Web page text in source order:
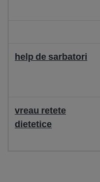
help de sarbatori
vreau retete
dietetice